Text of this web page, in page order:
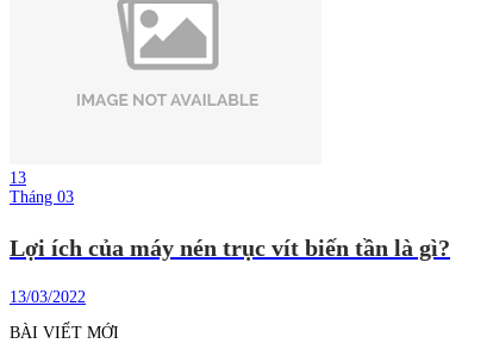
13
Tháng 03
Lợi ích của máy nén trục vít biến tần là gì?
13/03/2022
BÀI VIẾT MỚI